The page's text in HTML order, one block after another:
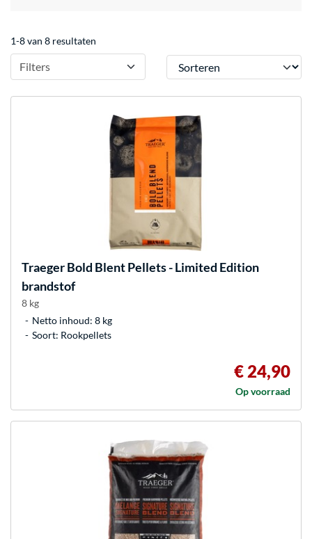
1-8 van 8 resultaten
Filters Sorteren
TraegerBold Blent Pellets - Limited Edition
brandstof
8 kg
Netto inhoud: 8 kg
Soort: Rookpellets
€ 24,90
Op voorraad